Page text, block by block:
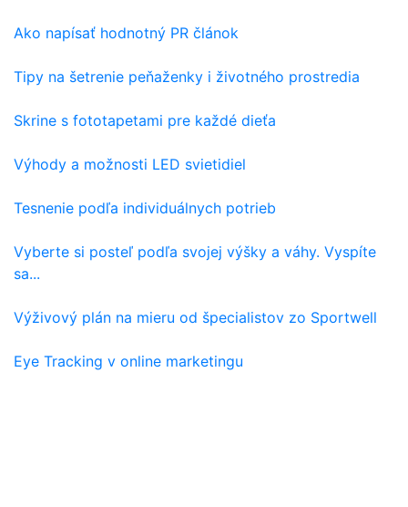
Ako napísať hodnotný PR článok
Tipy na šetrenie peňaženky i životného prostredia
Skrine s fototapetami pre každé dieťa
Výhody a možnosti LED svietidiel
Tesnenie podľa individuálnych potrieb
Vyberte si posteľ podľa svojej výšky a váhy. Vyspíte
sa...
Výživový plán na mieru od špecialistov zo Sportwell
Eye Tracking v online marketingu